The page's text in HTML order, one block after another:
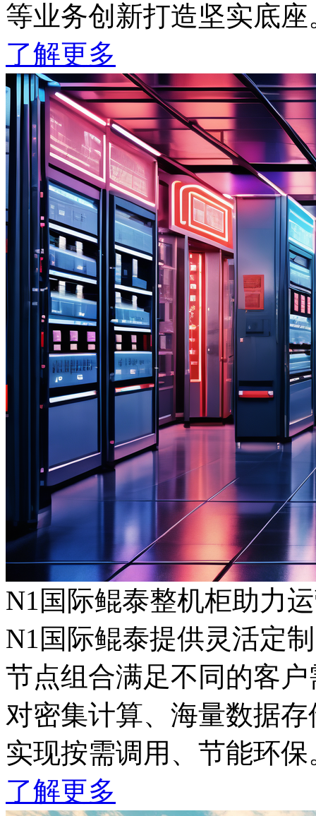
等业务创新打造坚实底座
了解更多
N1国际鲲泰整机柜助力
N1国际鲲泰提供灵活定制
节点组合满足不同的客户
对密集计算、海量数据存
实现按需调用、节能环
了解更多